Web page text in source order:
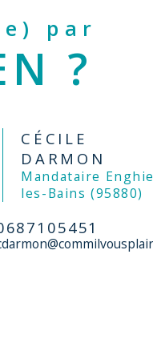
par
?
CÉCILE
DARMON
Mandataire Enghien-
les-Bains (95880)